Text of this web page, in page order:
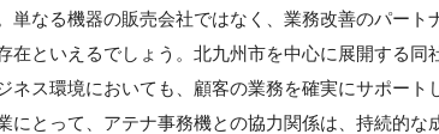
なる機器の販売会社ではなく、業務改善のパート
といえるでしょう。北九州市を中心に展開する同
ス環境においても、顧客の業務を確実にサポート
とって、アテナ事務機との協力関係は、持続的な